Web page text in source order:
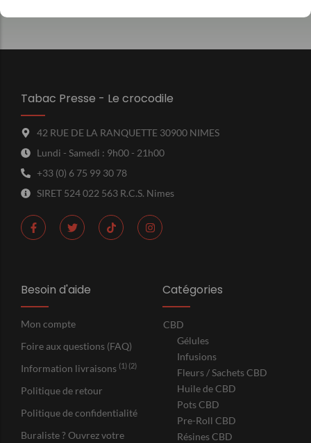
Tabac Presse - Le crocodile
42 RUE DE LA RANQUETTE 30900 NIMES
Lundi - Samedi : 9h00 - 21h00
+33 (0) 6 75 99 30 78
SIRET 524 022 563 R.C.S. Nimes
Besoin d'aide
Mon compte
Foire aux questions (FAQ)
Information livraisons (1) (2)
Politique de retour
Politique de confidentialité
Buraliste ? Ouvrez votre
Catégories
CBD
Gélules
Infusions
Fleurs / Sachets CBD
Huile de CBD
Pots CBD
Pre-Roll CBD
Résines CBD